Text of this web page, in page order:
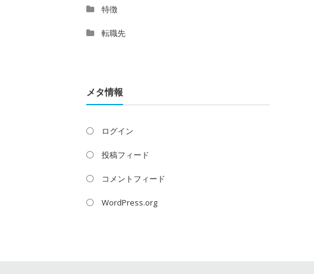
特徴
転職先
メタ情報
ログイン
投稿フィード
コメントフィード
WordPress.org